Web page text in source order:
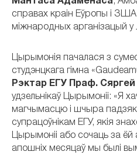
Мантаса Адаменаса,
справах краін Еўропы і ЗША,
міжнародных арганізацый у
Цырымонія пачалася з
студэнцкага гімна
Рэктар ЕГУ Праф. Сяргей
удзельнікаў Цырымоніі: «Я
магчымасцю і шчыра
супрацоўнікам ЕГУ, якія
Цырымоніі або сочаць за ёй
апошніх месяцаў мы былі